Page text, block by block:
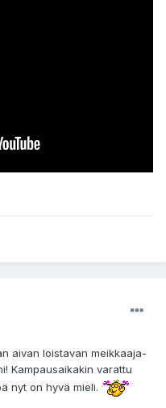
aivan loistavan meikkaaja-
Kampausaikakin varattu
nyt on hyvä mieli.